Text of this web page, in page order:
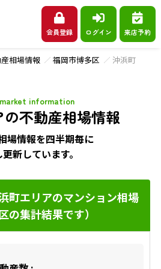
会員登録 ログイン 来店予約
相場情報 福岡市博多区 沖浜町
不動産相場情報
information
場情報を四半期毎に
新しています。
町エリアのマンション相場
の集計結果です）